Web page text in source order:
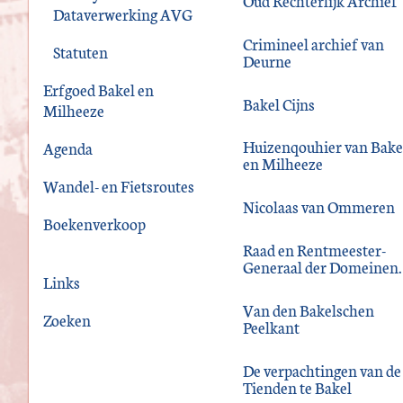
Dataverwerking AVG
Statuten
Erfgoed Bakel en
Milheeze
Agenda
Wandel- en Fietsroutes
Boekenverkoop
Links
Zoeken
Crimineel archief van
Deurne
Bakel Cijns
Huizenqouhier van
en Milheeze
Nicolaas van Ommeren
Raad en Rentmeester-
Generaal der Domeinen.
Van den Bakelschen
Peelkant
De verpachtingen van de
Tienden te Bakel